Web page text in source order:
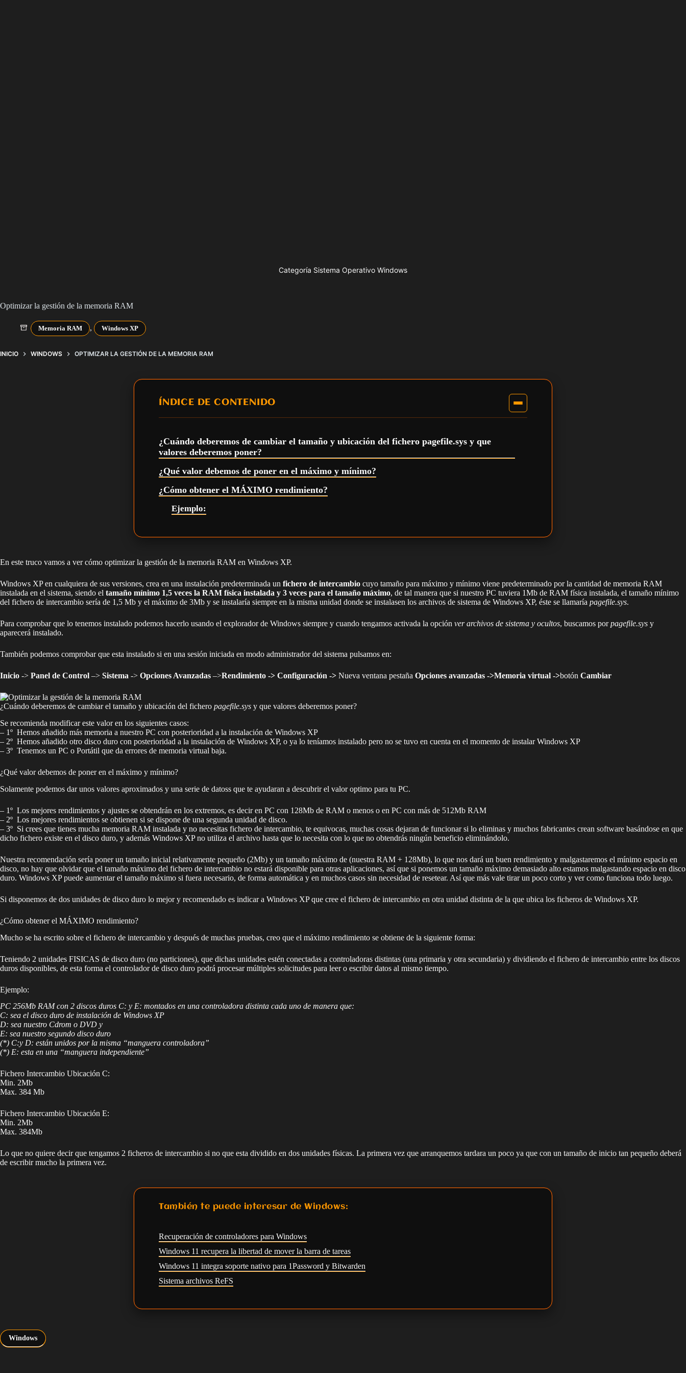
Categoría Sistema Operativo Windows
Optimizar la gestión de la memoria RAM
Memoria RAM , Windows XP
INICIO WINDOWS OPTIMIZAR LA GESTIÓN DE LA MEMORIA RAM
ÍNDICE DE CONTENIDO
¿Cuándo deberemos de cambiar el tamaño y ubicación del fichero pagefile.sys y que
valores deberemos poner?
¿Qué valor debemos de poner en el máximo y mínimo?
¿Cómo obtener el MÁXIMO rendimiento?
Ejemplo:
En este truco vamos a ver cómo optimizar la gestión de la memoria RAM en Windows XP.
Windows XP en cualquiera de sus versiones, crea en una instalación predeterminada un fichero de intercambio cuyo tamaño para máximo y mínimo viene predeterminado por la cantidad de memoria RAM
instalada en el sistema, siendo el tamaño mínimo 1,5 veces la RAM física instalada y 3 veces para el tamaño máximo, de tal manera que si nuestro PC tuviera 1Mb de RAM física instalada, el tamaño mínimo
del fichero de intercambio sería de 1,5 Mb y el máximo de 3Mb y se instalaría siempre en la misma unidad donde se instalasen los archivos de sistema de Windows XP, éste se llamaría pagefile.sys.
Para comprobar que lo tenemos instalado podemos hacerlo usando el explorador de Windows siempre y cuando tengamos activada la opción ver archivos de sistema y ocultos, buscamos porpagefile.sys y
aparecerá instalado.
También podemos comprobar que esta instalado si en una sesión iniciada en modo administrador del sistema pulsamos en:
Inicio -> Panel de Control –> Sistema -> Opciones Avanzadas –>Rendimiento -> Configuración -> Nueva ventana pestaña Opciones avanzadas ->Memoria virtual ->botón Cambiar
¿Cuándo deberemos de cambiar el tamaño y ubicación del fichero pagefile.sys y que valores deberemos poner?
Se recomienda modificar este valor en los siguientes casos:
– 1º Hemos añadido más memoria a nuestro PC con posterioridad a la instalación de Windows XP
– 2º Hemos añadido otro disco duro con posterioridad a la instalación de Windows XP, o ya lo teníamos instalado pero no se tuvo en cuenta en el momento de instalar Windows XP
– 3º Tenemos un PC o Portátil que da errores de memoria virtual baja.
¿Qué valor debemos de poner en el máximo y mínimo?
Solamente podemos dar unos valores aproximados y una serie de datoss que te ayudaran a descubrir el valor optimo para tu PC.
– 1º Los mejores rendimientos y ajustes se obtendrán en los extremos, es decir en PC con 128Mb de RAM o menos o en PC con más de 512Mb RAM
– 2º Los mejores rendimientos se obtienen si se dispone de una segunda unidad de disco.
– 3º Si crees que tienes mucha memoria RAM instalada y no necesitas fichero de intercambio, te equivocas, muchas cosas dejaran de funcionar si lo eliminas y muchos fabricantes crean software basándose en que
dicho fichero existe en el disco duro, y además Windows XP no utiliza el archivo hasta que lo necesita con lo que no obtendrás ningún beneficio eliminándolo.
Nuestra recomendación sería poner un tamaño inicial relativamente pequeño (2Mb) y un tamaño máximo de (nuestra RAM + 128Mb), lo que nos dará un buen rendimiento y malgastaremos el mínimo espacio en
disco, no hay que olvidar que el tamaño máximo del fichero de intercambio no estará disponible para otras aplicaciones, así que si ponemos un tamaño máximo demasiado alto estamos malgastando espacio en disco
duro. Windows XP puede aumentar el tamaño máximo si fuera necesario, de forma automática y en muchos casos sin necesidad de resetear. Así que más vale tirar un poco corto y ver como funciona todo luego.
Si disponemos de dos unidades de disco duro lo mejor y recomendado es indicar a Windows XP que cree el fichero de intercambio en otra unidad distinta de la que ubica los ficheros de Windows XP.
¿Cómo obtener el MÁXIMO rendimiento?
Mucho se ha escrito sobre el fichero de intercambio y después de muchas pruebas, creo que el máximo rendimiento se obtiene de la siguiente forma:
Teniendo 2 unidades FISICAS de disco duro (no particiones), que dichas unidades estén conectadas a controladoras distintas (una primaria y otra secundaria) y dividiendo el fichero de intercambio entre los discos
duros disponibles, de esta forma el controlador de disco duro podrá procesar múltiples solicitudes para leer o escribir datos al mismo tiempo.
Ejemplo:
PC 256Mb RAM con 2 discos duros C: y E: montados en una controladora distinta cada uno de manera que:
C: sea el disco duro de instalación de Windows XP
D: sea nuestro Cdrom o DVD y
E: sea nuestro segundo disco duro
(*) C:y D: están unidos por la misma “manguera controladora”
(*) E: esta en una “manguera independiente”
Fichero Intercambio Ubicación C:
Min. 2Mb
Max. 384 Mb
Fichero Intercambio Ubicación E:
Min. 2Mb
Max. 384Mb
Lo que no quiere decir que tengamos 2 ficheros de intercambio si no que esta dividido en dos unidades físicas. La primera vez que arranquemos tardara un poco ya que con un tamaño de inicio tan pequeño deberá
de escribir mucho la primera vez.
También te puede interesar de Windows:
Recuperación de controladores para Windows
Windows 11 recupera la libertad de mover la barra de tareas
Windows 11 integra soporte nativo para 1Password y Bitwarden
Sistema archivos ReFS
Windows